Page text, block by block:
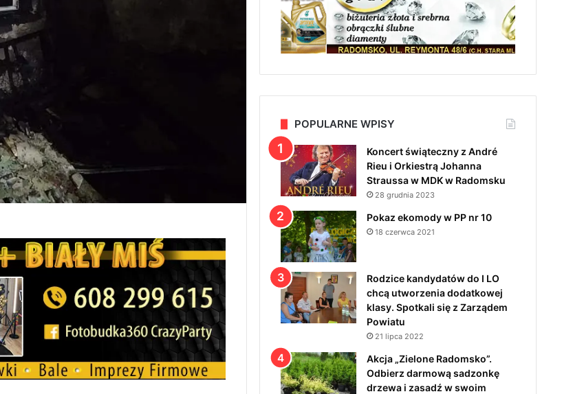
POPULARNE WPISY
Koncert świąteczny z André
Rieu i Orkiestrą Johanna
Straussa w MDK w Radomsku
28 grudnia 2023
Pokaz ekomody w PP nr 10
18 czerwca 2021
Rodzice kandydatów do I LO
chcą utworzenia dodatkowej
klasy. Spotkali się z Zarządem
Powiatu
21 lipca 2022
Akcja „Zielone Radomsko”.
Odbierz darmową sadzonkę
drzewa i zasadź w swoim